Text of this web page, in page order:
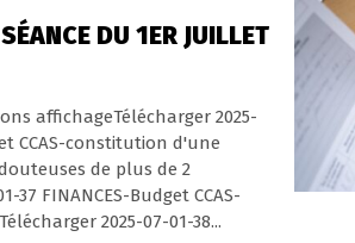
DU 1ER JUILLET
affichageTélécharger 2025-
CCAS-constitution d'une
de plus de 2
37 FINANCES-Budget CCAS-
2025-07-01-38...